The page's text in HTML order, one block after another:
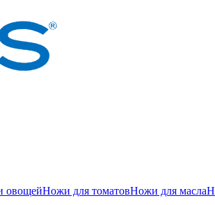
овощейНожи для томатовНожи для масла